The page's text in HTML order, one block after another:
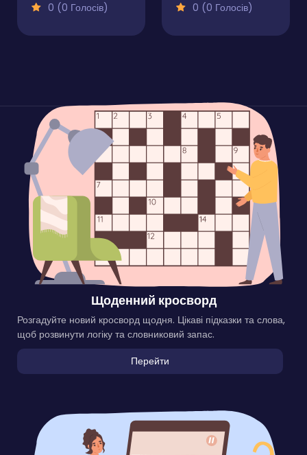
0 (0 Голосів) 0 (0 Голосів)
Щоденний кросворд
Розгадуйте новий кросворд щодня. Цікаві підказки та слова,
щоб розвинути логіку та словниковий запас.
Перейти